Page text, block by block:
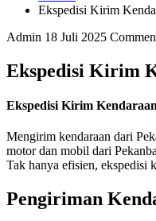
Ekspedisi Kirim
Admin 18 Juli 2025
Ekspedisi Kirim
Ekspedisi Kirim
Mengirim kendaraan dari
motor dan mobil dari
Tak hanya efisien, ekspedisi
Pengiriman